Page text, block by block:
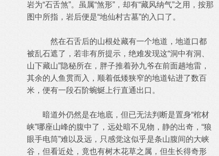
岩为“石舌煞”。虽属“煞形”，却有“藏风纳气”之用，按那
图中所指，岩后便是“地仙村古墓”的入口了。
然在石舌后的山根处藏有一个地道，地道口都
被乱石遮了，若非有所提示，绝难发现这“洞中有洞、
山下藏山”隐秘所在，胖子推着孙九爷在前面趟地雷，
其余的人鱼贯而入，顺着低矮狭窄的地道钻进了数百
米，便有一段石阶蜿蜒上行直通出口。
暗道外仍然是在地底，但已无法判断是置身“棺材
峡”哪座山峰的腹中了，远处暗不见物，静的出奇，“狼
眼手电筒”难以及远，只感觉这似乎是条山腹间的大峡
谷，但看近处，竟也有树木花草之属，但生长得奇形